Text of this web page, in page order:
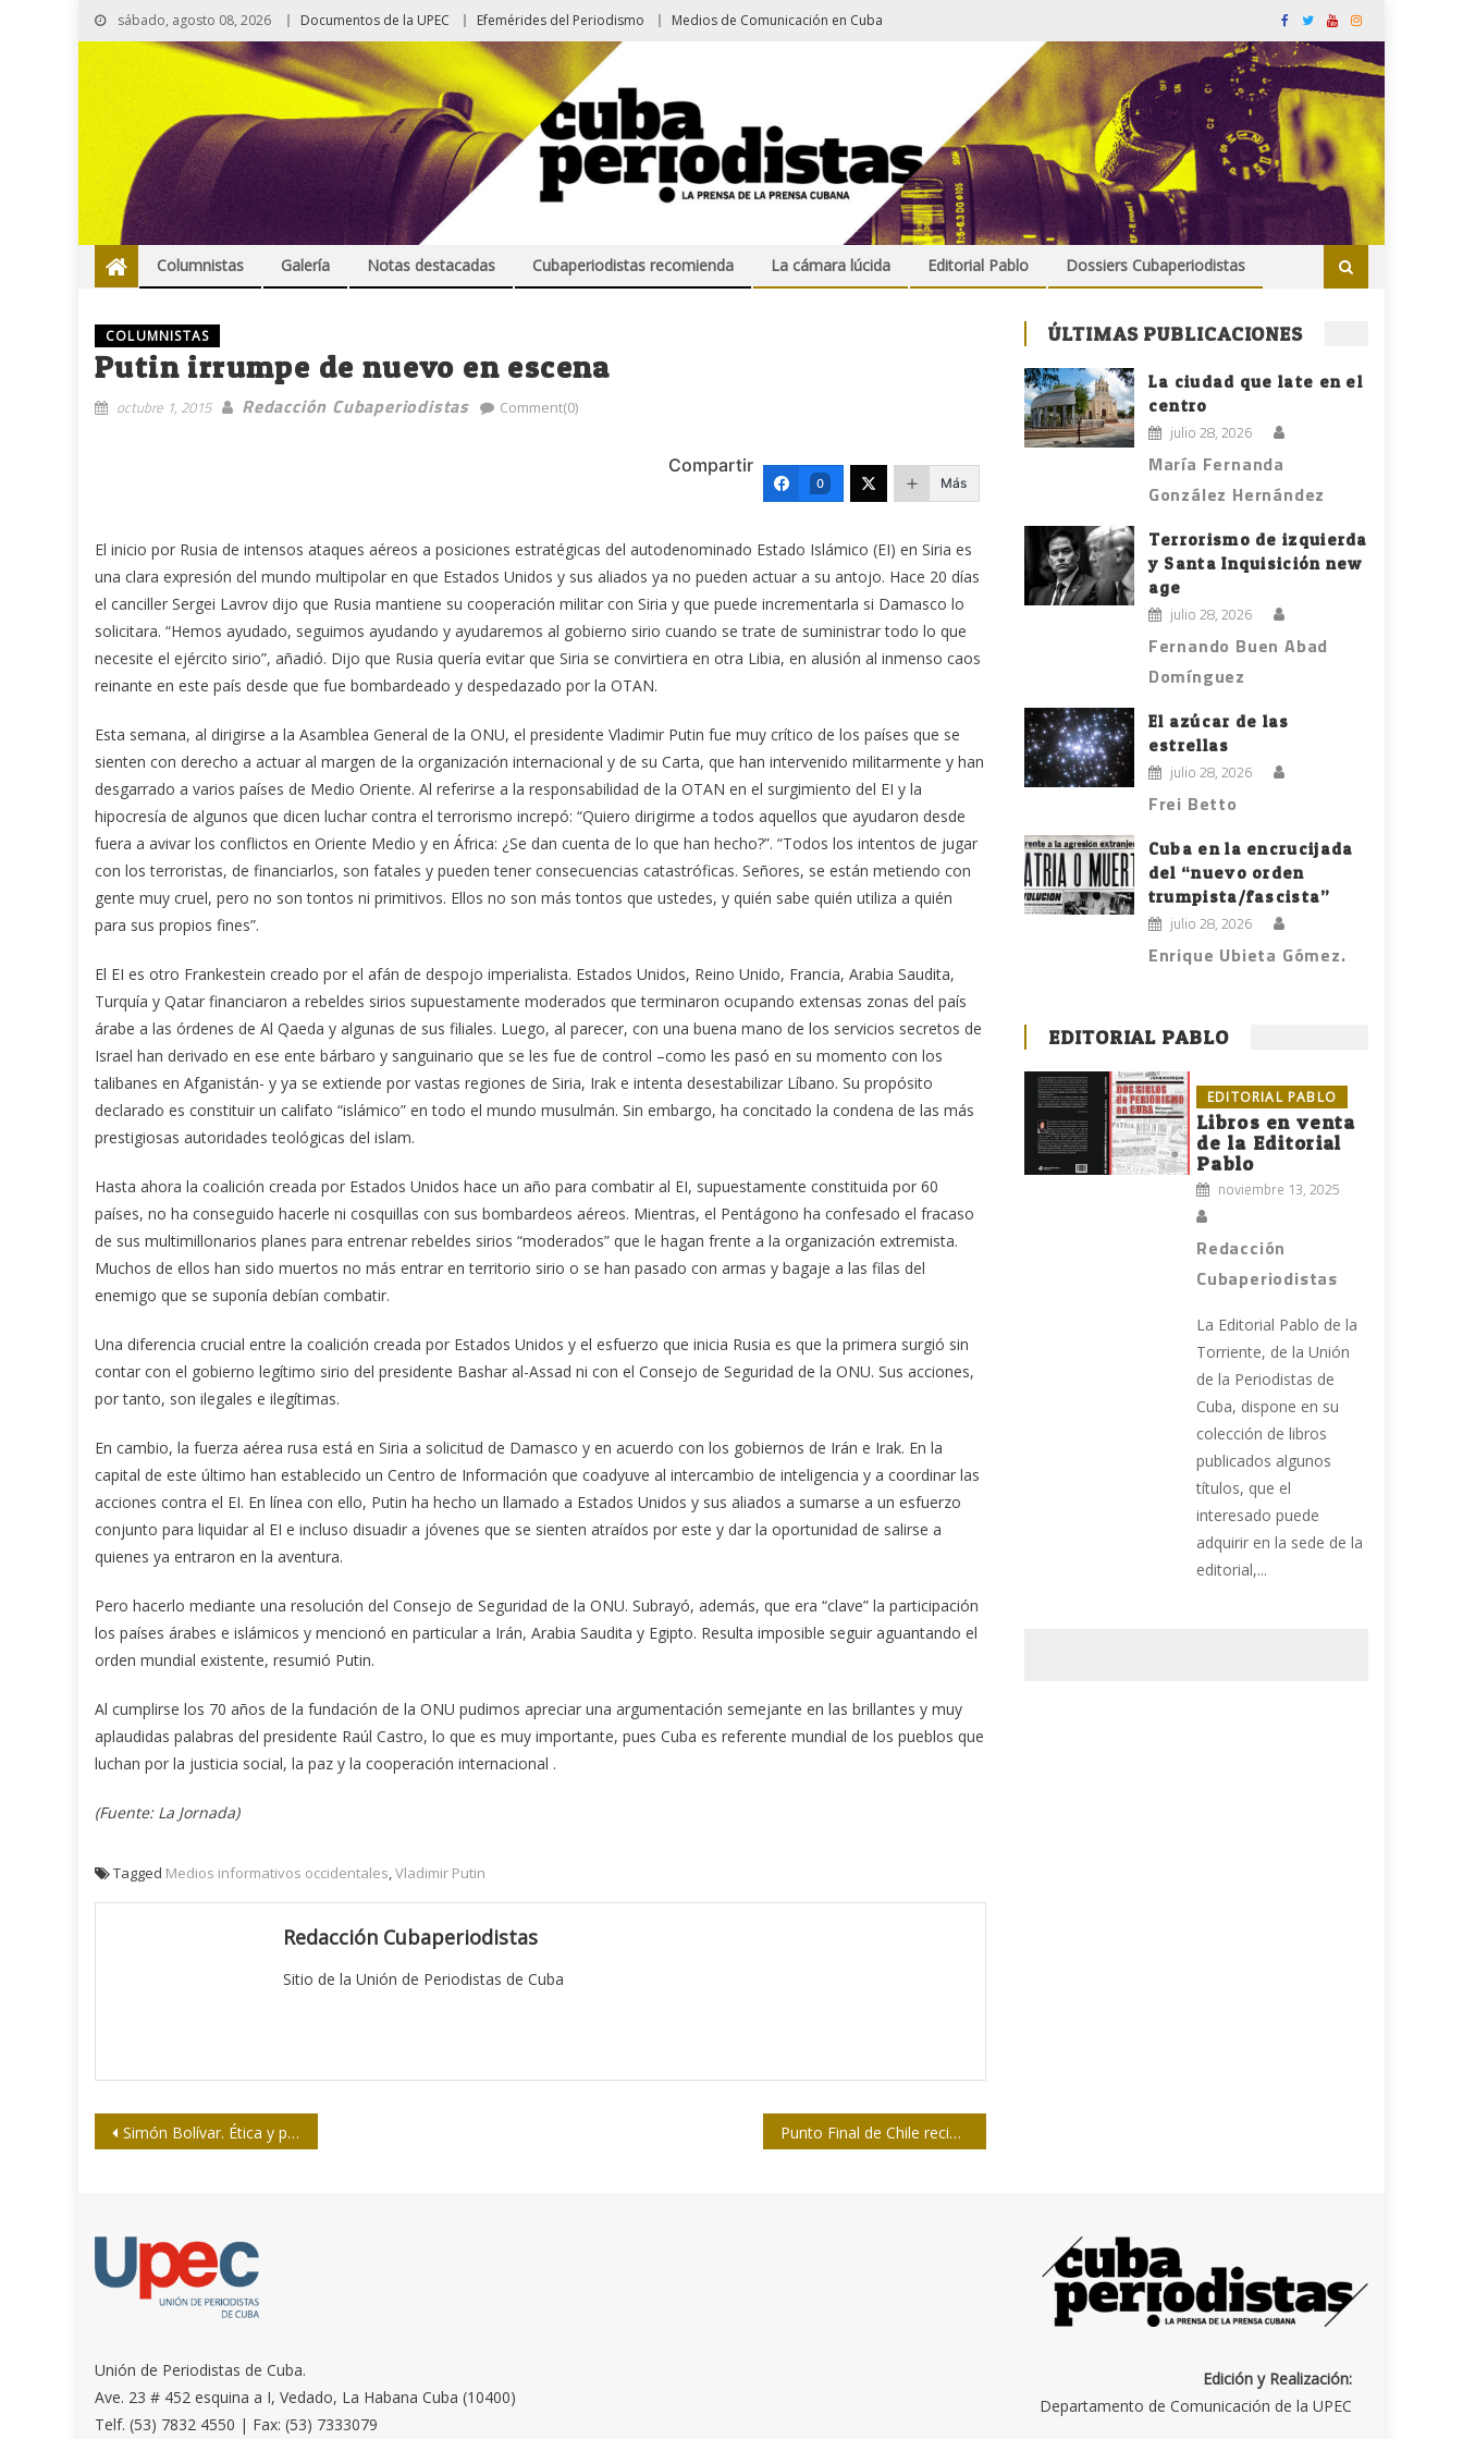
sábado, agosto 08, 2026 Documentos de la UPEC Efemérides del Periodismo Medios de Comunicación en Cuba
Columnistas Galería Notas destacadas Cubaperiodistas recomienda La cámara lúcida Editorial Pablo Dossiers Cubaperiodistas
COLUMNISTAS
Putin irrumpe de nuevo en escena
octubre 1, 2015 Redacción Cubaperiodistas Comment(0)
Compartir
0 Más
El inicio por Rusia de intensos ataques aéreos a posiciones estratégicas del autodenominado Estado Islámico (EI) en Siria es
una clara expresión del mundo multipolar en que Estados Unidos y sus aliados ya no pueden actuar a su antojo. Hace 20 días
el canciller Sergei Lavrov dijo que Rusia mantiene su cooperación militar con Siria y que puede incrementarla si Damasco lo
solicitara. “Hemos ayudado, seguimos ayudando y ayudaremos al gobierno sirio cuando se trate de suministrar todo lo que
necesite el ejército sirio”, añadió. Dijo que Rusia quería evitar que Siria se convirtiera en otra Libia, en alusión al inmenso caos
reinante en este país desde que fue bombardeado y despedazado por la OTAN.
Esta semana, al dirigirse a la Asamblea General de la ONU, el presidente Vladimir Putin fue muy crítico de los países que se
sienten con derecho a actuar al margen de la organización internacional y de su Carta, que han intervenido militarmente y han
desgarrado a varios países de Medio Oriente. Al referirse a la responsabilidad de la OTAN en el surgimiento del EI y la
hipocresía de algunos que dicen luchar contra el terrorismo increpó: “Quiero dirigirme a todos aquellos que ayudaron desde
fuera a avivar los conflictos en Oriente Medio y en África: ¿Se dan cuenta de lo que han hecho?”. “Todos los intentos de jugar
con los terroristas, de financiarlos, son fatales y pueden tener consecuencias catastróficas. Señores, se están metiendo con
gente muy cruel, pero no son tontos ni primitivos. Ellos no son más tontos que ustedes, y quién sabe quién utiliza a quién
para sus propios fines”.
El EI es otro Frankestein creado por el afán de despojo imperialista. Estados Unidos, Reino Unido, Francia, Arabia Saudita,
Turquía y Qatar financiaron a rebeldes sirios supuestamente moderados que terminaron ocupando extensas zonas del país
árabe a las órdenes de Al Qaeda y algunas de sus filiales. Luego, al parecer, con una buena mano de los servicios secretos de
Israel han derivado en ese ente bárbaro y sanguinario que se les fue de control –como les pasó en su momento con los
talibanes en Afganistán- y ya se extiende por vastas regiones de Siria, Irak e intenta desestabilizar Líbano. Su propósito
declarado es constituir un califato “islámico” en todo el mundo musulmán. Sin embargo, ha concitado la condena de las más
prestigiosas autoridades teológicas del islam.
Hasta ahora la coalición creada por Estados Unidos hace un año para combatir al EI, supuestamente constituida por 60
países, no ha conseguido hacerle ni cosquillas con sus bombardeos aéreos. Mientras, el Pentágono ha confesado el fracaso
de sus multimillonarios planes para entrenar rebeldes sirios “moderados” que le hagan frente a la organización extremista.
Muchos de ellos han sido muertos no más entrar en territorio sirio o se han pasado con armas y bagaje a las filas del
enemigo que se suponía debían combatir.
Una diferencia crucial entre la coalición creada por Estados Unidos y el esfuerzo que inicia Rusia es que la primera surgió sin
contar con el gobierno legítimo sirio del presidente Bashar al-Assad ni con el Consejo de Seguridad de la ONU. Sus acciones,
por tanto, son ilegales e ilegítimas.
En cambio, la fuerza aérea rusa está en Siria a solicitud de Damasco y en acuerdo con los gobiernos de Irán e Irak. En la
capital de este último han establecido un Centro de Información que coadyuve al intercambio de inteligencia y a coordinar las
acciones contra el EI. En línea con ello, Putin ha hecho un llamado a Estados Unidos y sus aliados a sumarse a un esfuerzo
conjunto para liquidar al EI e incluso disuadir a jóvenes que se sienten atraídos por este y dar la oportunidad de salirse a
quienes ya entraron en la aventura.
Pero hacerlo mediante una resolución del Consejo de Seguridad de la ONU. Subrayó, además, que era “clave” la participación
los países árabes e islámicos y mencionó en particular a Irán, Arabia Saudita y Egipto. Resulta imposible seguir aguantando el
orden mundial existente, resumió Putin.
Al cumplirse los 70 años de la fundación de la ONU pudimos apreciar una argumentación semejante en las brillantes y muy
aplaudidas palabras del presidente Raúl Castro, lo que es muy importante, pues Cuba es referente mundial de los pueblos que
luchan por la justicia social, la paz y la cooperación internacional .
(Fuente: La Jornada)
Tagged Medios informativos occidentales,Vladimir Putin
Redacción Cubaperiodistas
Sitio de la Unión de Periodistas de Cuba
Navegación
Simón Bolívar. Ética y periodismo Punto Final de Chile recibe moneda conmemorativa de periodistas de Cuba
ÚLTIMAS PUBLICACIONES
La ciudad que late en el
centro
julio 28, 2026
María Fernanda
González Hernández
Terrorismo de izquierda
y Santa Inquisición new
age
julio 28, 2026
Fernando Buen Abad
Domínguez
El azúcar de las
estrellas
julio 28, 2026
Frei Betto
Cuba en la encrucijada
del “nuevo orden
trumpista/fascista”
julio 28, 2026
Enrique Ubieta Gómez.
EDITORIAL PABLO
EDITORIAL PABLO
Libros en venta
de la Editorial
Pablo
noviembre 13, 2025
Redacción
Cubaperiodistas
La Editorial Pablo de la
Torriente, de la Unión
de la Periodistas de
Cuba, dispone en su
colección de libros
publicados algunos
títulos, que el
interesado puede
adquirir en la sede de la
editorial,...
Unión de Periodistas de Cuba.
Ave. 23 # 452 esquina a I, Vedado, La Habana Cuba (10400)
Telf. (53) 7832 4550 | Fax: (53) 7333079
Edición y Realización:
Departamento de Comunicación de la UPEC